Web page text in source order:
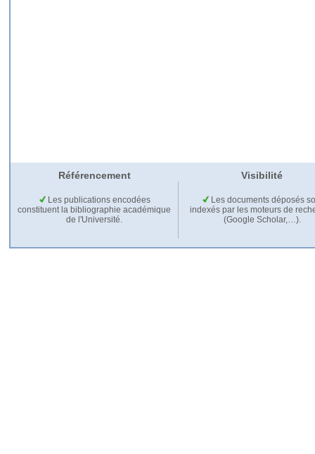
Référencement Visibilité
Les publications encodées
constituent la bibliographie académique
de l'Université.
Les documents déposés
indexés par les moteurs de
(Google Scholar,…).